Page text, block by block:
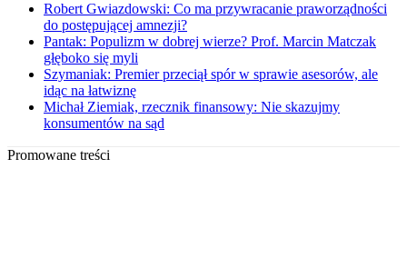
Robert Gwiazdowski: Co ma przywracanie praworządności
do postępującej amnezji?
Pantak: Populizm w dobrej wierze? Prof. Marcin Matczak
głęboko się myli
Szymaniak: Premier przeciął spór w sprawie asesorów, ale
idąc na łatwiznę
Michał Ziemiak, rzecznik finansowy: Nie skazujmy
konsumentów na sąd
Promowane treści